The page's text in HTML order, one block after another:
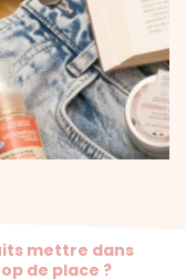
mettre dans
de place ?